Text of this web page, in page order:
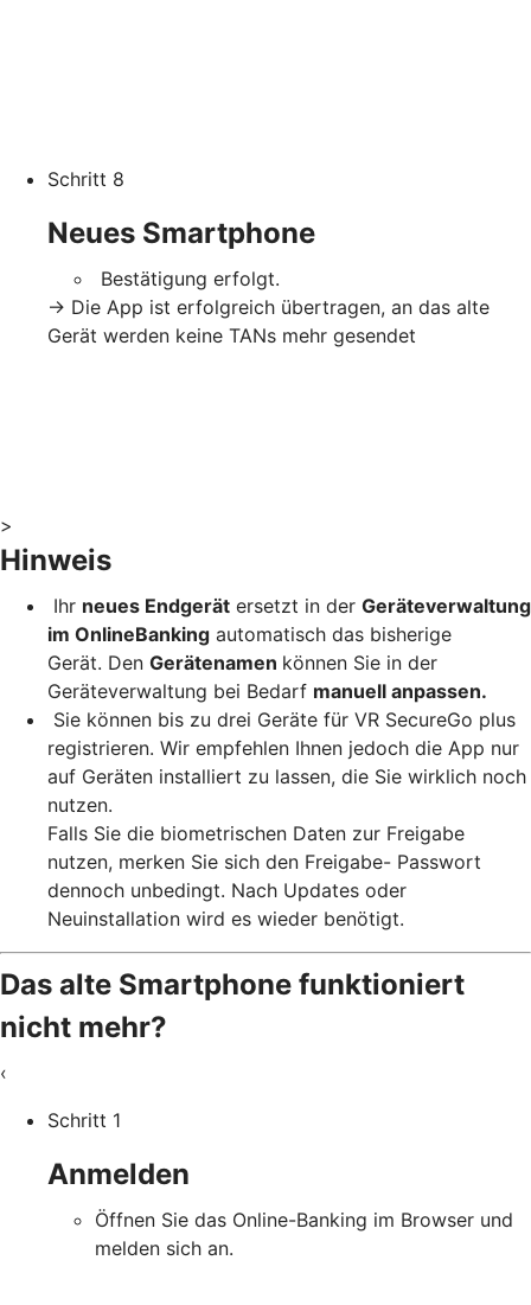
Schritt 8
Neues Smartphone
Bestätigung erfolgt.
-> Die App ist erfolgreich übertragen, an das alte
Gerät werden keine TANs mehr gesendet
>
Hinweis
Ihr neues Endgerät ersetzt in der Geräteverwaltung
im OnlineBanking automatisch das bisherige
Gerät. Den Gerätenamen können Sie in der
Geräteverwaltung bei Bedarf manuell anpassen.
Sie können bis zu drei Geräte für VR SecureGo plus
registrieren. Wir empfehlen Ihnen jedoch die App nur
auf Geräten installiert zu lassen, die Sie wirklich noch
nutzen.
Falls Sie die biometrischen Daten zur Freigabe
nutzen, merken Sie sich den Freigabe- Passwort
dennoch unbedingt. Nach Updates oder
Neuinstallation wird es wieder benötigt.
Das alte Smartphone funktioniert
nicht mehr?
‹
Schritt 1
Anmelden
Öffnen Sie das Online-Banking im Browser und
melden sich an.